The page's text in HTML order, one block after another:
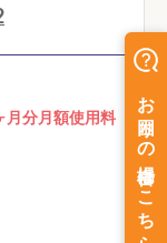
月分月額使用料